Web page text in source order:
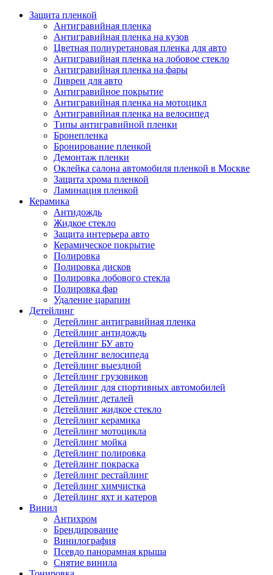
Защита пленкой
Антигравийная пленка
Антигравийная пленка на кузов
Цветная полиуретановая пленка для авто
Антигравийная пленка на лобовое стекло
Антигравийная пленка на фары
Ливреи для авто
Антигравийное покрытие
Антигравийная пленка на мотоцикл
Антигравийная пленка на велосипед
Типы антигравийной пленки
Бронепленка
Бронирование пленкой
Демонтаж пленки
Оклейка салона автомобиля пленкой в Москве
Защита хрома пленкой
Ламинация пленкой
Керамика
Антидождь
Жидкое стекло
Защита интерьера авто
Керамическое покрытие
Полировка
Полировка дисков
Полировка лобового стекла
Полировка фар
Удаление царапин
Детейлинг
Детейлинг антигравийная пленка
Детейлинг антидождь
Детейлинг БУ авто
Детейлинг велосипеда
Детейлинг выездной
Детейлинг грузовиков
Детейлинг для спортивных автомобилей
Детейлинг деталей
Детейлинг жидкое стекло
Детейлинг керамика
Детейлинг мотоцикла
Детейлинг мойка
Детейлинг полировка
Детейлинг покраска
Детейлинг рестайлинг
Детейлинг химчистка
Детейлинг яхт и катеров
Винил
Антихром
Брендирование
Винилография
Псевдо панорамная крыша
Снятие винила